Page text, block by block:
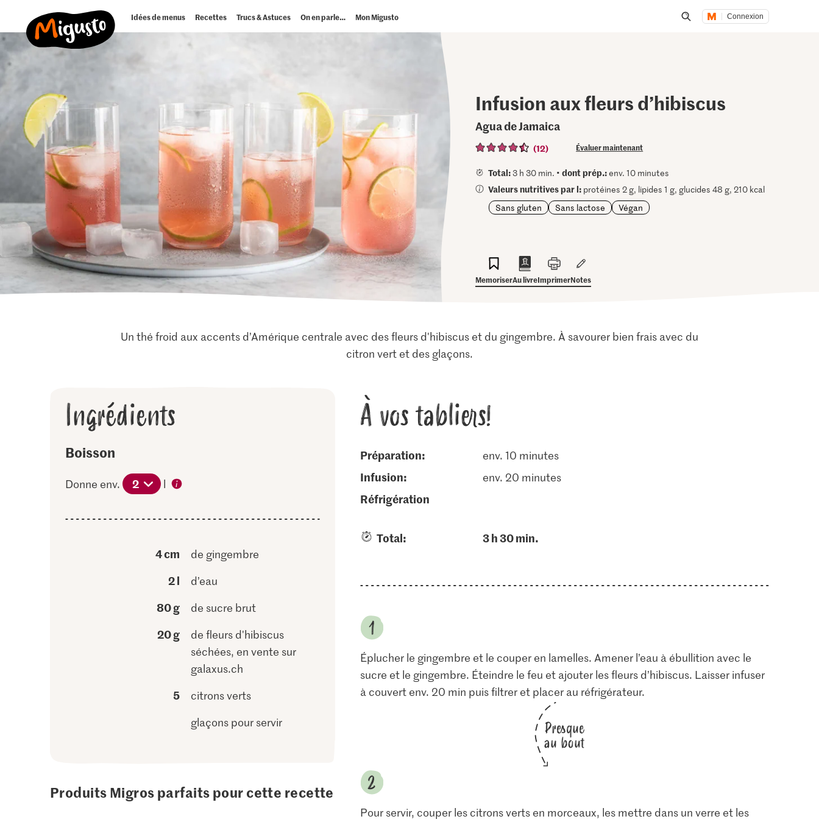
Idées de menus Recettes Trucs & Astuces On en parle… Mon Migusto Connexion
Infusion aux fleurs d’hibiscus
Agua de Jamaica
(12) Évaluer maintenant
Total: 3 h 30 min. •dont prép.:env. 10 minutes
Valeurs nutritives par l: protéines 2 g, lipides 1 g, glucides 48 g, 210 kcal
Sans gluten
Sans lactose Végan
MemoriserAu livreImprimerNotes
Un thé froid aux accents d’Amérique centrale avec des fleurs d'hibiscus et du gingembre. À savourer bien frais avec du
citron vert et des glaçons.
Ingrédients
Boisson
Donne env. 2 l
4 cm de gingembre
2 l d’eau
80 g de sucre brut
20 g
de fleurs d'hibiscus
séchées, en vente sur
galaxus.ch
5
citrons verts
glaçons pour servir
Produits Migros parfaits pour cette recette
À vos tabliers!
Préparation: env. 10 minutes
infusion: env. 20 minutes
réfrigération
Total: 3 h 30 min.
Éplucher le gingembre et le couper en lamelles. Amener l’eau à ébullition avec le
sucre et le gingembre. Éteindre le feu et ajouter les fleurs d’hibiscus. Laisser infuser
à couvert env. 20 min puis filtrer et placer au réfrigérateur.
Presque
au bout
Pour servir, couper les citrons verts en morceaux, les mettre dans un verre et les